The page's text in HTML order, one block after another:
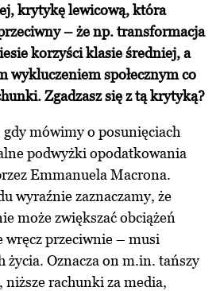
krytykę lewicową, która
– że np. transformacja
korzyści klasie średniej, a
wykluczeniem społecznym co
Zgadzasz się z tą krytyką?
mówimy o posunięciach
podwyżki opodatkowania
Emmanuela Macrona.
wyraźnie zaznaczamy, że
może zwiększać obciążeń
wręcz przeciwnie – musi
życia. Oznacza on m.in. tańszy
rachunki za media,